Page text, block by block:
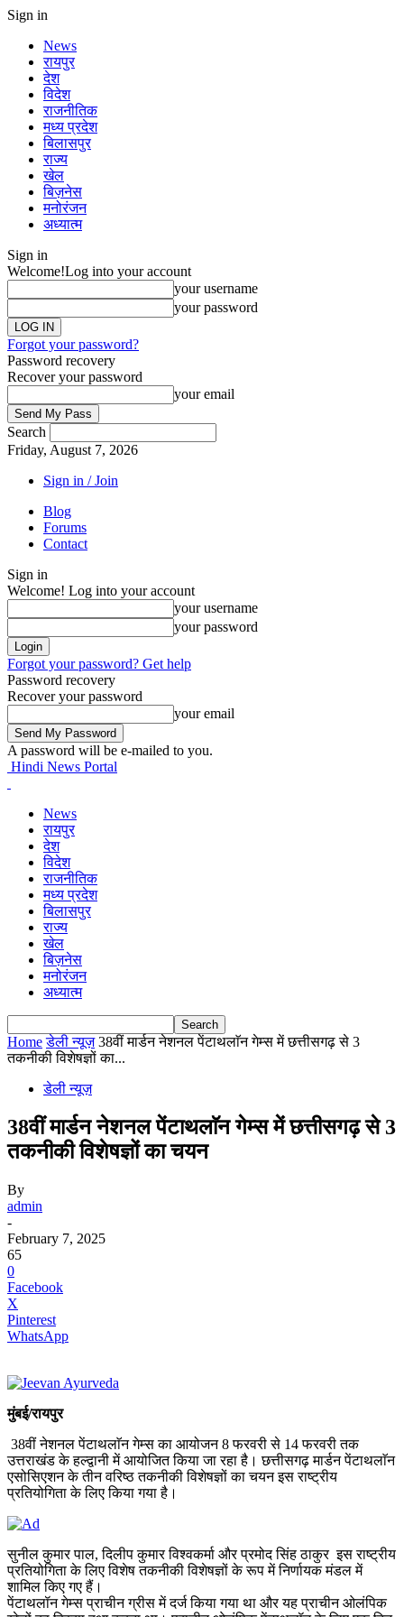
Sign in
News
रायपुर
देश
विदेश
राजनीतिक
मध्य प्रदेश
बिलासपुर
राज्य
खेल
बिज़नेस
मनोरंजन
अध्यात्म
Sign in
Welcome!Log into your account
your username
your password
Forgot your password?
Password recovery
Recover your password
your email
Search
Friday, August 7, 2026
Sign in / Join
Blog
Forums
Contact
Sign in
Welcome! Log into your account
your username
your password
Forgot your password? Get help
Password recovery
Recover your password
your email
A password will be e-mailed to you.
Hindi News Portal
News
रायपुर
देश
विदेश
राजनीतिक
मध्य प्रदेश
बिलासपुर
राज्य
खेल
बिज़नेस
मनोरंजन
अध्यात्म
Home डेली न्यूज़ 38वीं मार्डन नेशनल पेंटाथलाॅन गेम्स में छत्तीसगढ़ से 3
तकनीकी विशेषज्ञों का...
डेली न्यूज़
38वीं मार्डन नेशनल पेंटाथलाॅन गेम्स में छत्तीसगढ़ से 3
तकनीकी विशेषज्ञों का चयन
By
admin
-
February 7, 2025
65
0
Facebook
X
Pinterest
WhatsApp
मुंबई/रायपुर
38वीं नेशनल पेंटाथलाॅन गेम्स का आयोजन 8 फरवरी से 14 फरवरी तक
उत्तराखंड के हल्द्वानी में आयोजित किया जा रहा है। छत्तीसगढ़ मार्डन पेंटाथलाॅन
एसोसिएशन के तीन वरिष्ठ तकनीकी विशेषज्ञों का चयन इस राष्ट्रीय
प्रतियोगिता के लिए किया गया है।
सुनील कुमार पाल, दिलीप कुमार विश्वकर्मा और प्रमोद सिंह ठाकुर इस राष्ट्रीय
प्रतियोगिता के लिए विशेष तकनीकी विशेषज्ञों के रूप में निर्णायक मंडल में
शामिल किए गए हैं।
पेंटाथलॉन गेम्स प्राचीन ग्रीस में दर्ज किया गया था और यह प्राचीन ओलंपिक